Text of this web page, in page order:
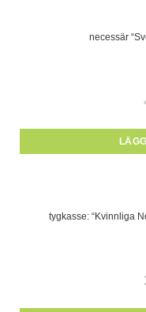
necessär
tygkasse: “Kvinnliga